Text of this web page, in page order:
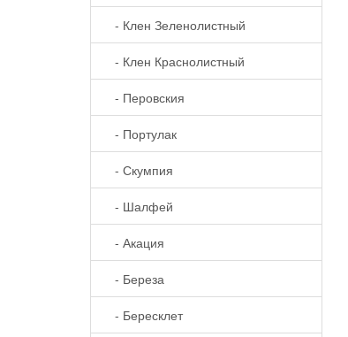
- Клен Зеленолистный
- Клен Краснолистный
- Перовския
- Портулак
- Скумпия
- Шалфей
- Акация
- Береза
- Бересклет